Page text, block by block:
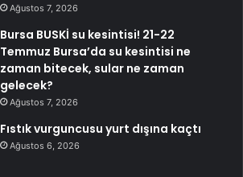
Ağustos 7, 2026
Bursa BUSKİ su kesintisi! 21-22
Temmuz Bursa’da su kesintisi ne
zaman bitecek, sular ne zaman
gelecek?
Ağustos 7, 2026
Fıstık vurguncusu yurt dışına kaçtı
Ağustos 6, 2026